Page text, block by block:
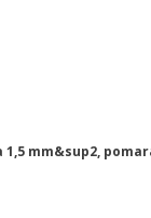
1,5 mm&sup2,